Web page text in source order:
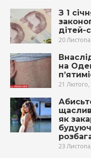
З 1
дітей-
20
на
21 Лютого,
як
23